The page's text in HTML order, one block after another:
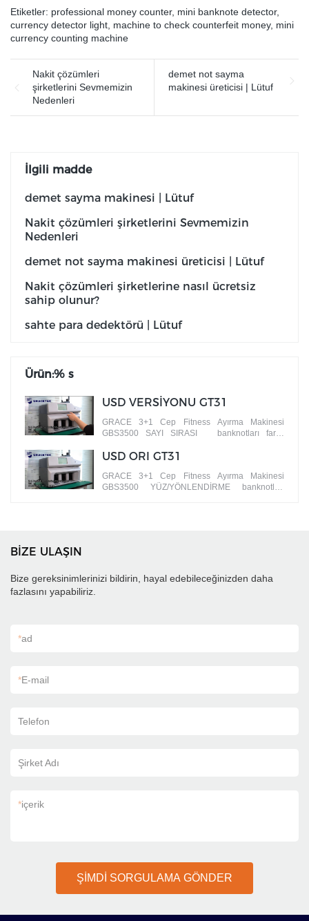
Etiketler: professional money counter, mini banknote detector,
currency detector light machine to check counterfeit money, mini
currency counting machine
Nakit çözümleri
şirketlerini Sevmemizin
Nedenleri
demet not sayma
makinesi üreticisi | Lütuf
İlgili madde
demet sayma makinesi | Lütuf
Nakit çözümleri şirketlerini Sevmemizin
Nedenleri
demet not sayma makinesi üreticisi | Lütuf
Nakit çözümleri şirketlerine nasıl ücretsiz
sahip olunur?
sahte para dedektörü | Lütuf
Ürün:% s
USD VERSİYONU GT31
GRACE 3+1 Cep Fitness Ayırma Makinesi
GBS3500 SAYI SIRASI banknotları farklı
USD ORI GT31
GRACE 3+1 Cep Fitness Ayırma Makinesi
GBS3500 YÜZ/YÖNLENDİRME banknotları
BİZE ULAŞIN
Bize gereksinimlerinizi bildirin, hayal edebileceğinizden daha
fazlasını yapabiliriz.
*ad
*E-mail
Telefon
Şirket Adı
*içerik
ŞİMDİ SORGULAMA GÖNDER